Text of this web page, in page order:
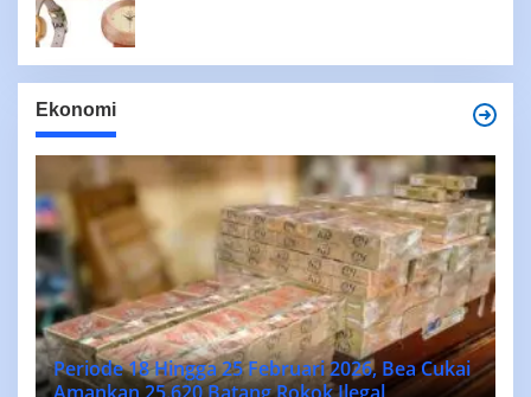
Ekonomi
Periode 18 Hingga 25 Februari 2026, Bea Cukai